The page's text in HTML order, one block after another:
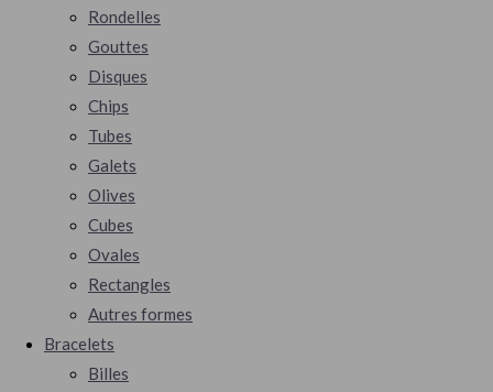
Rondelles
Gouttes
Disques
Chips
Tubes
Galets
Olives
Cubes
Ovales
Rectangles
Autres formes
Bracelets
Billes